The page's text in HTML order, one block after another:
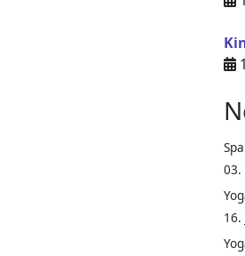
03.
16.